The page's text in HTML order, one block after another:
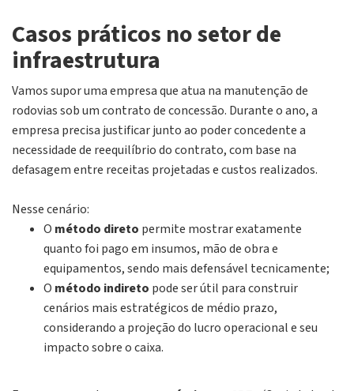
Casos práticos no setor de
infraestrutura
Vamos supor uma empresa que atua na manutenção de
rodovias sob um contrato de concessão. Durante o ano, a
empresa precisa justificar junto ao poder concedente a
necessidade de reequilíbrio do contrato, com base na
defasagem entre receitas projetadas e custos realizados.
Nesse cenário:
O método direto permite mostrar exatamente
quanto foi pago em insumos, mão de obra e
equipamentos, sendo mais defensável tecnicamente;
O método indireto pode ser útil para construir
cenários mais estratégicos de médio prazo,
considerando a projeção do lucro operacional e seu
impacto sobre o caixa.